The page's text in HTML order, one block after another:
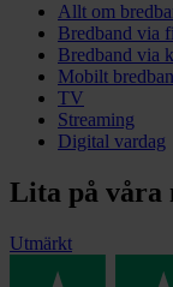
Allt om
Bredband via
Bredband via
Mobilt
TV
Streaming
Digital vardag
Lita på våra
Utmärkt